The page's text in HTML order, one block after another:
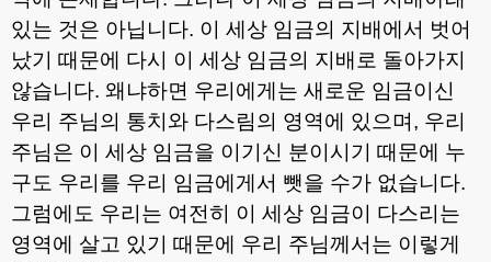
있는 것은 아닙니다. 이 세상 임금의 지배에서 벗어
났기 때문에 다시 이 세상 임금의 지배로 돌아가지
않습니다. 왜냐하면 우리에게는 새로운 임금이신
우리 주님의 통치와 다스림의 영역에 있으며 , 우리
주님은 이 세상 임금을 이기신 분이시기 때문에 누
구도 우리를 우리 임금에게서 뺏을 수가 없습니다.
그럼에도 우리는 여전히 이 세상 임금이 다스리는
영역에 살고 있기 때문에 우리 주님께서는 이렇게